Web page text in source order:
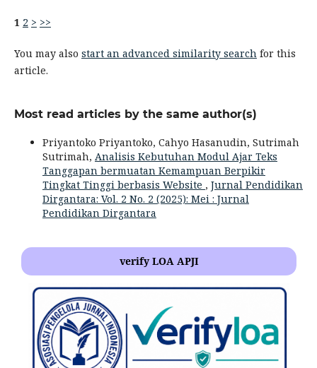
1 2 > >>
You may also start an advanced similarity search for this
article.
Most read articles by the same author(s)
Priyantoko Priyantoko, Cahyo Hasanudin, Sutrimah
Sutrimah, Analisis Kebutuhan Modul Ajar Teks
Tanggapan bermuatan Kemampuan Berpikir
Tingkat Tinggi berbasis Website , Jurnal Pendidikan
Dirgantara: Vol. 2 No. 2 (2025): Mei : Jurnal
Pendidikan Dirgantara
verify LOA APJI